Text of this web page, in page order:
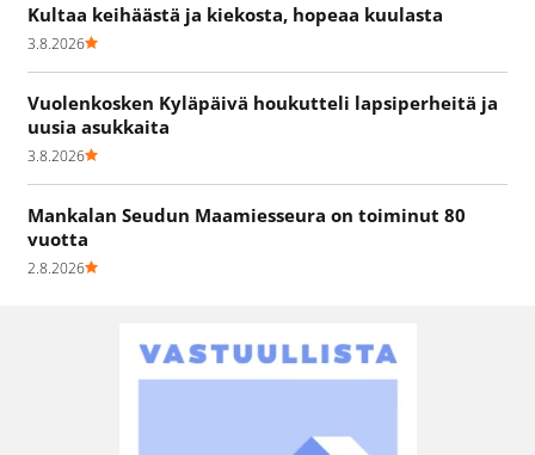
Kultaa keihäästä ja kiekosta, hopeaa kuulasta
3.8.2026
Vuolenkosken Kyläpäivä houkutteli lapsiperheitä ja
uusia asukkaita
3.8.2026
Mankalan Seudun Maamiesseura on toiminut 80
vuotta
2.8.2026